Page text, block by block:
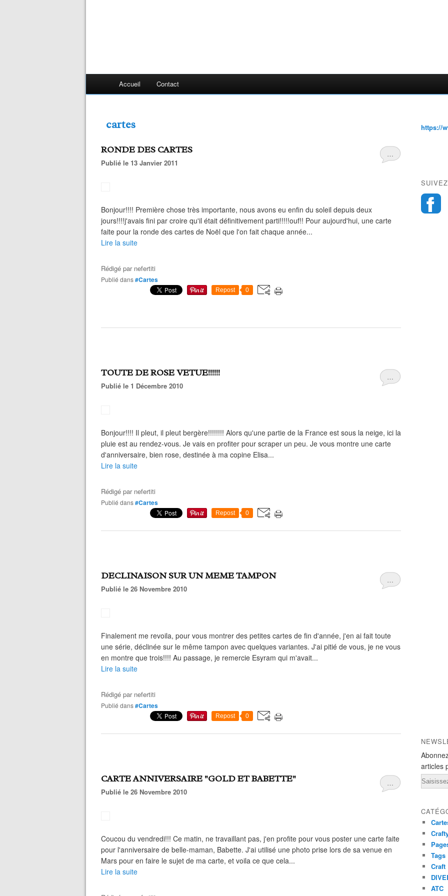
Accueil Contact
cartes
…
RONDE DES CARTES
Publié le 13 Janvier 2011
Bonjour!!!! Première chose très importante, nous avons eu enfin du soleil depuis deux
jours!!!!j'avais fini par croire qu'il était définitivement parti!!!!!ouf!! Pour aujourd'hui, une carte
faite pour la ronde des cartes de Noël que l'on fait chaque année...
Lire la suite
Rédigé par nefertiti
Publié dans#Cartes
Repost 0
…
TOUTE DE ROSE VETUE!!!!!!
Publié le 1 Décembre 2010
Bonjour!!!! Il pleut, il pleut bergère!!!!!!!! Alors qu'une partie de la France est sous la neige, ici la
pluie est au rendez-vous. Je vais en profiter pour scraper un peu. Je vous montre une carte
d'anniversaire, bien rose, destinée à ma copine Elisa...
Lire la suite
Rédigé par nefertiti
Publié dans#Cartes
Repost 0
…
DECLINAISON SUR UN MEME TAMPON
Publié le 26 Novembre 2010
Finalement me revoila, pour vous montrer des petites cartes de fin d'année, j'en ai fait toute
une série, déclinée sur le même tampon avec quelques variantes. J'ai pitié de vous, je ne vous
en montre que trois!!!! Au passage, je remercie Esyram qui m'avait...
Lire la suite
Rédigé par nefertiti
Publié dans#Cartes
Repost 0
…
CARTE ANNIVERSAIRE "GOLD ET BABETTE"
Publié le 26 Novembre 2010
Coucou du vendredi!!! Ce matin, ne travaillant pas, j'en profite pour vous poster une carte faite
pour l'anniversaire de belle-maman, Babette. J'ai utilisé une photo prise lors de sa venue en
Mars pour en faire le sujet de ma carte, et voila ce que cela...
Lire la suite
https://
articles
Email
Tags
Craft
ATC